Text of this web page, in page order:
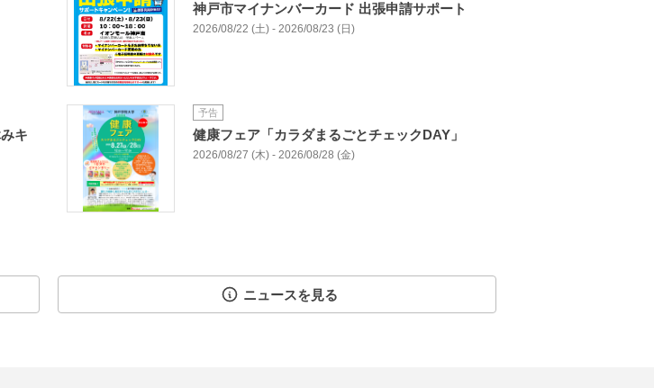
神戸市マイナンバーカード 出張申請サポート
2026/08/22 (土) - 2026/08/23 (日)
キ
予告
健康フェア「カラダまるごとチェックDAY」
2026/08/27 (木) - 2026/08/28 (金)
ニュースを見る